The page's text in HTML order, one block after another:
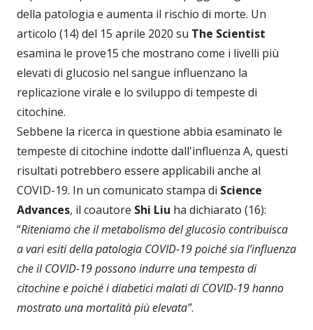
della patologia e aumenta il rischio di morte. Un
articolo (14) del 15 aprile 2020 su The Scientist
esamina le prove15 che mostrano come i livelli più
elevati di glucosio nel sangue influenzano la
replicazione virale e lo sviluppo di tempeste di
citochine.
Sebbene la ricerca in questione abbia esaminato le
tempeste di citochine indotte dall'influenza A, questi
risultati potrebbero essere applicabili anche al
COVID-19. In un comunicato stampa di Science
Advances, il coautore Shi Liu ha dichiarato (16):
“Riteniamo che il metabolismo del glucosio contribuisca
a vari esiti della patologia COVID-19 poiché sia l’influenza
che il COVID-19 possono indurre una tempesta di
citochine e poiché i diabetici malati di COVID-19 hanno
mostrato una mortalità più elevata”.